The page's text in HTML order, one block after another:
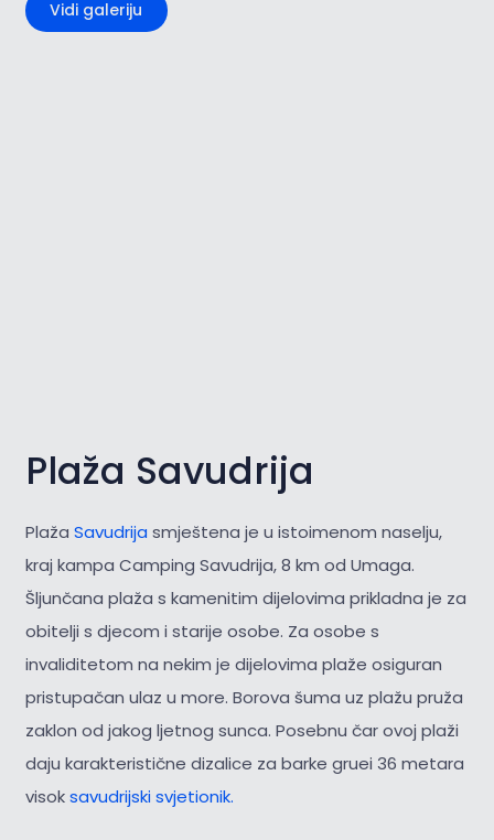
Vidi galeriju
Plaža Savudrija
Plaža Savudrija smještena je u istoimenom naselju,
kraj kampa Camping Savudrija, 8 km od Umaga.
Šljunčana plaža s kamenitim dijelovima prikladna je za
obitelji s djecom i starije osobe. Za osobe s
invaliditetom na nekim je dijelovima plaže osiguran
pristupačan ulaz u more. Borova šuma uz plažu pruža
zaklon od jakog ljetnog sunca. Posebnu čar ovoj plaži
daju karakteristične dizalice za barke gruei 36 metara
visoksavudrijski svjetionik.